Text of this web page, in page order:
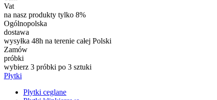
Vat
na nasz produkty tylko 8%
Ogólnopolska
dostawa
wysyłka 48h na terenie całej Polski
Zamów
próbki
wybierz 3 próbki po 3 sztuki
Płytki
Płytki ceglane